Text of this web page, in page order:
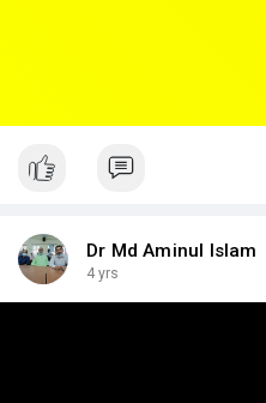
Dr Md Aminul Islam
4 yrs